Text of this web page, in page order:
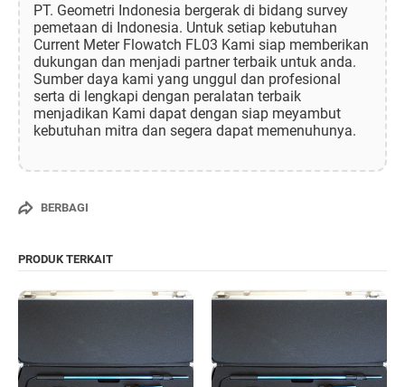
PT. Geometri Indonesia bergerak di bidang survey
pemetaan di Indonesia. Untuk setiap kebutuhan
Current Meter Flowatch FL03 Kami siap memberikan
dukungan dan menjadi partner terbaik untuk anda.
Sumber daya kami yang unggul dan profesional
serta di lengkapi dengan peralatan terbaik
menjadikan Kami dapat dengan siap meyambut
kebutuhan mitra dan segera dapat memenuhunya.
BERBAGI
PRODUK TERKAIT